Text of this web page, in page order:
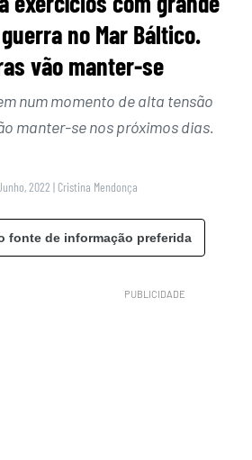
no Mar Báltico.
vão manter-se
num momento de alta tensão
manter-se nos próximos dias.
2022 | Cristina Mendonça
fonte de informação preferida